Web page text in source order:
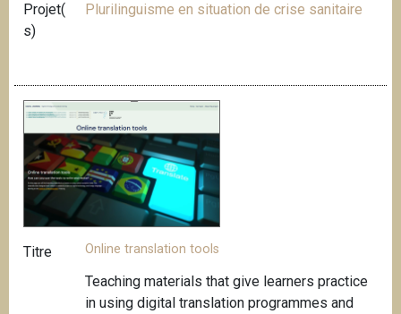
Projet(
s)
Plurilinguisme en situation de crise sanitaire
Titre Online translation tools
Teaching materials that give learners practice
in using digital translation programmes and